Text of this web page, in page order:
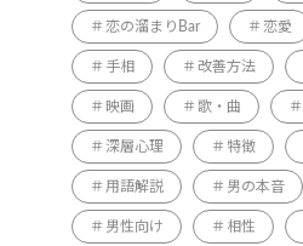
恋の溜まりBar 恋愛
手相 改善方法
映画 歌・曲
深層心理 特徴
用語解説 男の本音
男性向け 相性